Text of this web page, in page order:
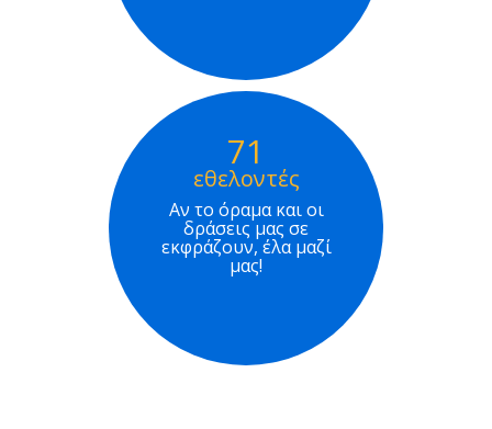
71
εθελοντές
Αν το όραμα και οι
δράσεις μας σε
εκφράζουν, έλα μαζί
μας!